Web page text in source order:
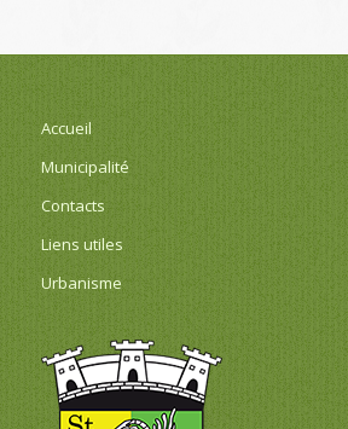
Accueil
Municipalité
Contacts
Liens utiles
Urbanisme